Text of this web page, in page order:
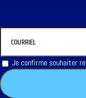
Je confirme souhaiter